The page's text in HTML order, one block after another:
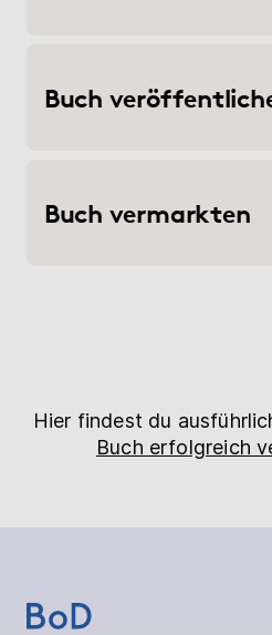
Buch
Buch vermarkten
Hier findest du
Buch erfolgreich